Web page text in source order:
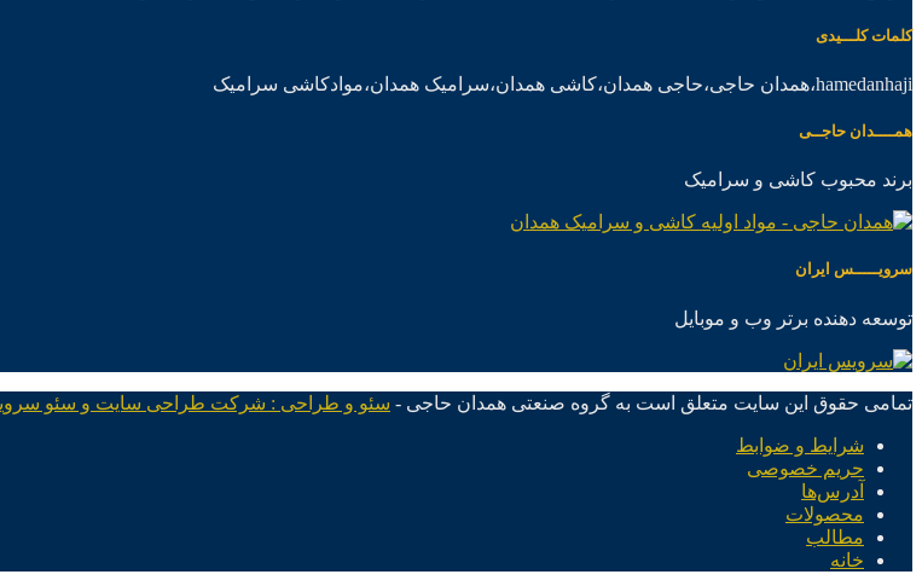
کلمات کلـــیدی
hamedanhaji،همدان حاجی،حاجی همدان،کاشی همدان،سرامیک همدان،موادکاشی سرامیک
همــــدان حاجــی
برند محبوب کاشی و سرامیک
سرویـــــس ایران
توسعه دهنده برتر وب و موبایل
تمامی حقوق این سایت متعلق است به گروه صنعتی همدان حاجی - سئو و طراحی : شرکت طراحی سایت و سئو
شرایط و ضوابط
حریم خصوصی
آدرس‌ها
محصولات
مطالب
خانه